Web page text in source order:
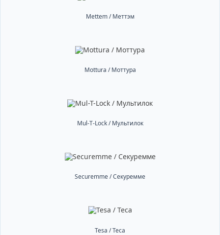
Mettem / Меттэм
Mottura / Моттура
Mul-T-Lock / Мультилок
Securemme / Секуремме
Tesa / Теса